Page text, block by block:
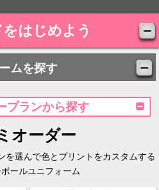
はじめよう
ムを探す
プランから探す
オーダー
を選んで色とプリントをカスタムする
ールユニフォーム